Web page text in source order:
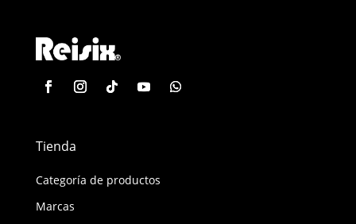
Tienda
Categoría de productos
Marcas